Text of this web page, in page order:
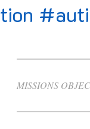
MISSIONS